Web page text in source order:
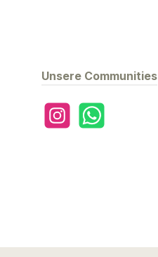
Unsere Communities
InstagramWhatsApp